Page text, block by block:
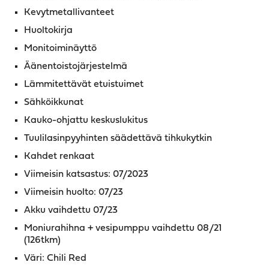
Kevytmetallivanteet
Huoltokirja
Monitoiminäyttö
Äänentoistojärjestelmä
Lämmitettävät etuistuimet
Sähköikkunat
Kauko-ohjattu keskuslukitus
Tuulilasinpyyhinten säädettävä tihkukytkin
Kahdet renkaat
Viimeisin katsastus: 07/2023
Viimeisin huolto: 07/23
Akku vaihdettu 07/23
Moniurahihna + vesipumppu vaihdettu 08/21
(126tkm)
Väri: Chili Red